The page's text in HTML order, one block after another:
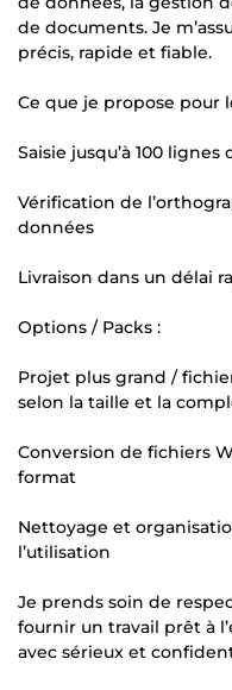
de documents. Je
précis, rapide et fiable.
Ce que je propose pour
Saisie jusqu’à 100
Vérification de
données
Livraison dans un délai
Options / Packs :
Projet plus grand /
selon la taille et la
Conversion de fichiers
format
Nettoyage et
l’utilisation
Je prends soin de
fournir un travail prêt à
avec sérieux et